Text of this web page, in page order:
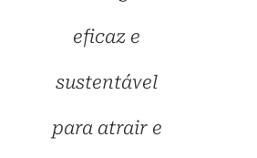
eficaz e
sustentável
para atrair e